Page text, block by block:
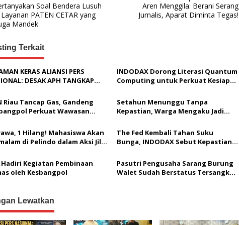
Soal Bendera Lusuh
PATEN CETAR yang
Mandek
Aren Menggila: Berani Serang
Jurnalis, Aparat Diminta Tegas!
Terkait
KERAS ALIANSI PERS
DESAK APH TANGKAP
USUT TUNTAS GURITA PUNGLI
SERTA DUGAAN
KEPALA DINAS
INDODAX Dorong Literasi Quantum
Computing untuk Perkuat Kesiapan
Riau Tancap Gas, Gandeng
Perkuat Wawasan
Setahun Menunggu Tanpa
Kepastian, Warga Mengaku Jadi
1 Hilang! Mahasiswa Akan
di Pelindo dalam Aksi Jilid
The Fed Kembali Tahan Suku
Bunga, INDODAX Sebut Kepastian
Hadiri Kegiatan Pembinaan
oleh Kesbangpol
Pasutri Pengusaha Sarang Burung
Walet Sudah Berstatus Tersangka,
Lewatkan